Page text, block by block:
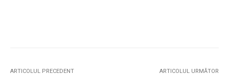
ARTICOLUL PRECEDENT ARTICOLUL URMĂTOR